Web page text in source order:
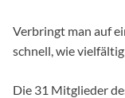
Verbringt man auf
schnell, wie
Die 31 Mitglieder